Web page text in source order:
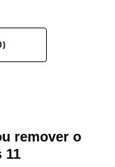
remover o
11